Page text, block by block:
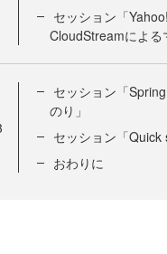
セッション「
CloudStreamによる
セッション「
のり」
セッション「Quick
おわりに